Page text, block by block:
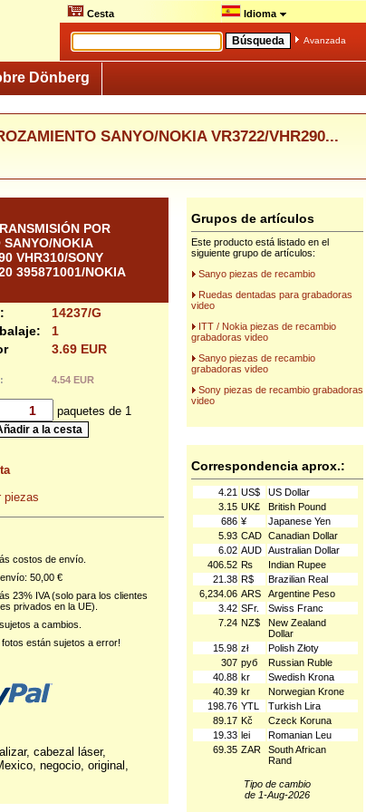
Cesta Idioma
Avanzada
Dönberg
SANYO/NOKIA VR3722/VHR290...
POR
SANYO/NOKIA
VHR310/SONY
395871001/NOKIA
14237/G
1
3.69 EUR
4.54 EUR
paquetes de 1
piezas
costos de envío.
50,00 €
23% IVA (solo para los clientes
privados en la UE).
a cambios.
están sujetos a error!
cabezal láser,
negocio, original,
Grupos de artículos
Este producto está listado en el
siguiente grupo de artículos:
Sanyo piezas de recambio
Ruedas dentadas para grabadoras
video
ITT / Nokia piezas de recambio
grabadoras video
Sanyo piezas de recambio
grabadoras video
Sony piezas de recambio grabadoras
video
Correspondencia aprox.:
4.21 US$
US Dollar
3.15 UK£
British Pound
686 ¥
Japanese Yen
5.93 CAD Canadian Dollar
6.02 AUD Australian Dollar
406.52 ₨
Indian Rupee
21.38 R$
Brazilian Real
6,234.06 ARS
Argentine Peso
3.42 SFr.
Swiss Franc
7.24 NZ$
New Zealand
Dollar
15.98 zł
Polish Złoty
307 руб
Russian Ruble
40.88 kr
Swedish Krona
40.39 kr
Norwegian Krone
198.76 YTL
Turkish Lira
89.17 Kč
Czeck Koruna
19.33 lei
Romanian Leu
69.35 ZAR
South African
Rand
Tipo de cambio
de 1-Aug-2026